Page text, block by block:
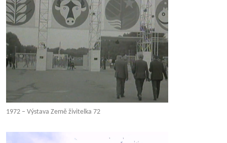
1972 – Výstava Země živitelka 72